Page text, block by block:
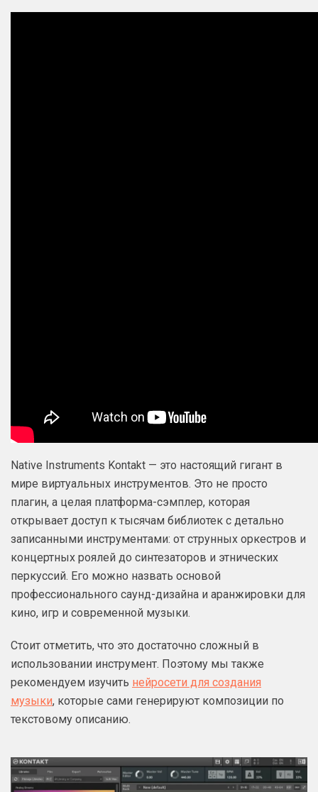
Native Instruments Kontakt — это настоящий гигант в
мире виртуальных инструментов. Это не просто
плагин, а целая платформа-сэмплер, которая
открывает доступ к тысячам библиотек с детально
записанными инструментами: от струнных оркестров и
концертных роялей до синтезаторов и этнических
перкуссий. Его можно назвать основой
профессионального саунд-дизайна и аранжировки для
кино, игр и современной музыки.
Стоит отметить, что это достаточно сложный в
использовании инструмент. Поэтому мы также
рекомендуем изучить нейросети для создания
музыки, которые сами генерируют композиции по
текстовому описанию.